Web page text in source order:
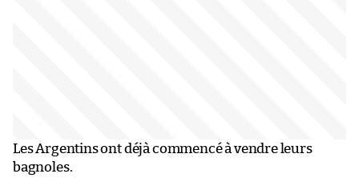
Les Argentins ont déjà commencé à vendre leurs
bagnoles.